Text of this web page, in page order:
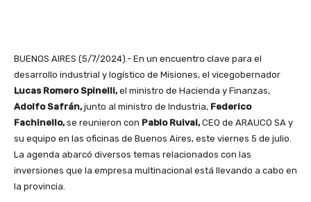
BUENOS AIRES (5/7/2024).- En un encuentro clave para el
desarrollo industrial y logístico de Misiones, el vicegobernador
Lucas Romero Spinelli,el ministro de Hacienda y Finanzas,
Adolfo Safrán,junto al ministro de Industria, Federico
Fachinello,se reunieron con Pablo Ruival,CEO de ARAUCO SA y
su equipo en las oficinas de Buenos Aires, este viernes 5 de julio.
La agenda abarcó diversos temas relacionados con las
inversiones que la empresa multinacional está llevando a cabo en
la provincia.